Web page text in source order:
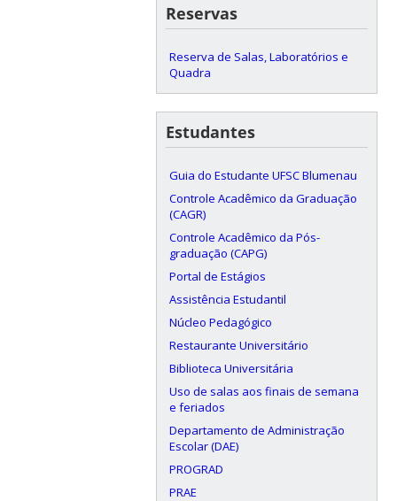
Reservas
Reserva de Salas, Laboratórios e
Quadra
Estudantes
Guia do Estudante UFSC Blumenau
Controle Acadêmico da Graduação
(CAGR)
Controle Acadêmico da Pós-
graduação (CAPG)
Portal de Estágios
Assistência Estudantil
Núcleo Pedagógico
Restaurante Universitário
Biblioteca Universitária
Uso de salas aos finais de semana
e feriados
Departamento de Administração
Escolar (DAE)
PROGRAD
PRAE